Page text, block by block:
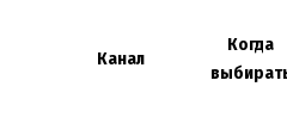
Канал
Когда